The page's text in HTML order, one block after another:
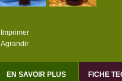
Imprimer
Agrandir
EN SAVOIR PLUS FICHE